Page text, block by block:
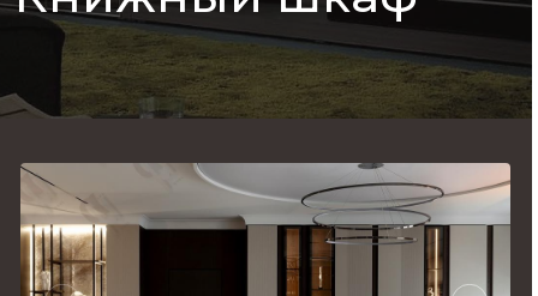
Мебель в
спальню
Детская мебель
Согласие на обработку
персональных данных, Политика
конфиденциальности.